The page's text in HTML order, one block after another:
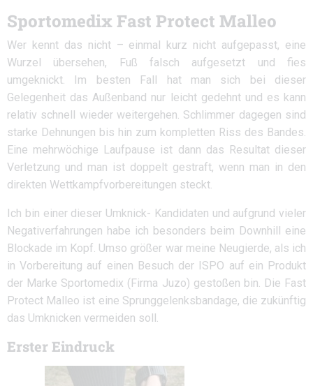
Sportomedix Fast Protect Malleo
Wer kennt das nicht – einmal kurz nicht aufgepasst, eine
Wurzel übersehen, Fuß falsch aufgesetzt und fies
umgeknickt. Im besten Fall hat man sich bei dieser
Gelegenheit das Außenband nur leicht gedehnt und es kann
relativ schnell wieder weitergehen. Schlimmer dagegen sind
starke Dehnungen bis hin zum kompletten Riss des Bandes.
Eine mehrwöchige Laufpause ist dann das Resultat dieser
Verletzung und man ist doppelt gestraft, wenn man in den
direkten Wettkampfvorbereitungen steckt.
Ich bin einer dieser Umknick- Kandidaten und aufgrund vieler
Negativerfahrungen habe ich besonders beim Downhill eine
Blockade im Kopf. Umso größer war meine Neugierde, als ich
in Vorbereitung auf einen Besuch der ISPO auf ein Produkt
der Marke Sportomedix (Firma Juzo) gestoßen bin. Die Fast
Protect Malleo ist eine Sprunggelenksbandage, die zukünftig
das Umknicken vermeiden soll.
Erster Eindruck